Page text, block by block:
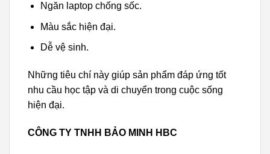
Ngăn laptop chống sốc.
Màu sắc hiện đại.
Dễ vệ sinh.
Những tiêu chí này giúp sản phẩm đáp ứng tốt
nhu cầu học tập và di chuyển trong cuộc sống
hiện đại.
CÔNG TY TNHH BẢO MINH HBC